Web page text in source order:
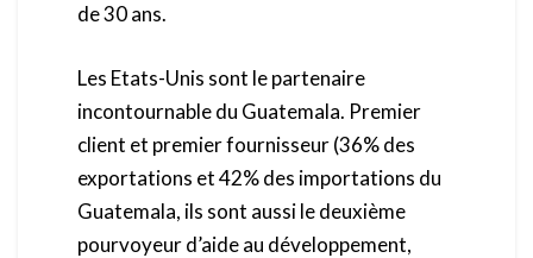
de 30 ans.
Les Etats-Unis sont le partenaire
incontournable du Guatemala. Premier
client et premier fournisseur (36% des
exportations et 42% des importations du
Guatemala, ils sont aussi le deuxième
pourvoyeur d’aide au développement,